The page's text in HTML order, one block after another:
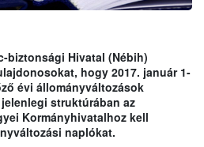
biztonsági Hivatal (Nébih)
hogy 2017. január 1-
évi állományváltozások
struktúrában az
Kormányhivatalhoz kell
naplókat.